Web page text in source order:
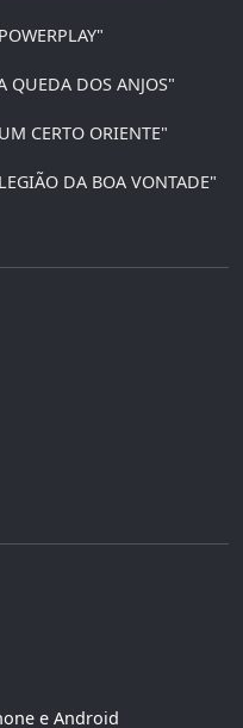
QUEDA DOS ANJOS"
CERTO ORIENTE"
DA BOA VONTADE"
e Android